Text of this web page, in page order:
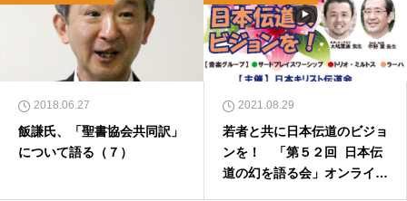
んでほしい本
2018.06.27
飯謙氏、「聖書協会共同訳」
について語る（７）
2021.08.29
若者と共に日本伝道のビジョ
ンを！ 「第５２回 日本伝
道の幻を語る会」オンライン